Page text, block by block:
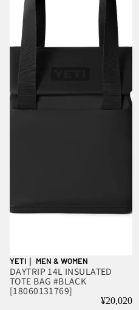
YETI｜ MEN & WOMEN
DAYTRIP 14L INSULATED
TOTE BAG #BLACK
[18060131769]
¥20,020